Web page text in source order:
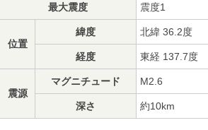
最大震度 震度1
位置
緯度 北緯 36.2度
経度 東経 137.7度
震源
マグニチュード M2.6
深さ 約10km